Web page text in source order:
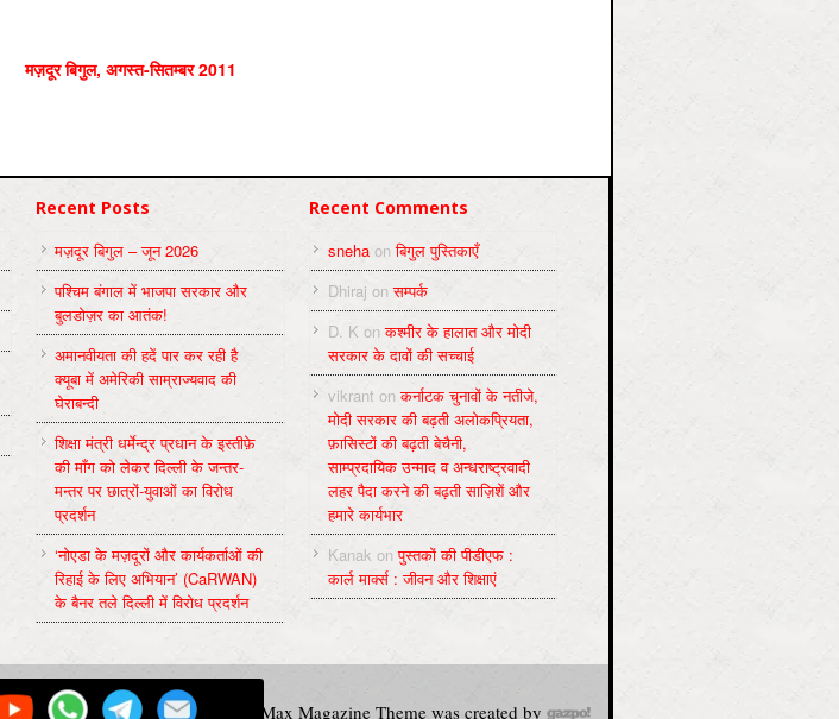
मज़दूर बिगुल, अगस्त-सितम्बर2011
Recent Posts
मज़दूर बिगुल – जून 2026
पश्चिम बंगाल में भाजपा सरकार और
बुलडोज़र का आतंक!
अमानवीयता की हदें पार कर रही है
क्यूबा में अमेरिकी साम्राज्यवाद की
घेराबन्दी
शिक्षा मंत्री धर्मेन्द्र प्रधान के इस्तीफ़े
की माँग को लेकर दिल्ली के जन्तर-
मन्तर पर छात्रों-युवाओं का विरोध
प्रदर्शन
‘नोएडा के मज़दूरों और कार्यकर्ताओं की
रिहाई के लिए अभियान’ (CaRWAN)
के बैनर तले दिल्ली में विरोध प्रदर्शन
Recent Comments
snehaonबिगुल पुस्तिकाएँ
Dhiraj onसम्पर्क
D. K onकश्मीर के हालात और मोदी
सरकार के दावों की सच्चाई
vikrant onकर्नाटक चुनावों के नतीजे,
मोदी सरकार की बढ़ती अलोकप्रियता,
फ़ासिस्टों की बढ़ती बेचैनी,
साम्प्रदायिक उन्माद व अन्धराष्ट्रवादी
लहर पैदा करने की बढ़ती साज़िशें और
हमारे कार्यभार
Kanak onपुस्‍तकों की पीडीएफ :
कार्ल मार्क्‍स : जीवन और शिक्षाएं
Powered by
WordPress
Max Magazine Theme was created by